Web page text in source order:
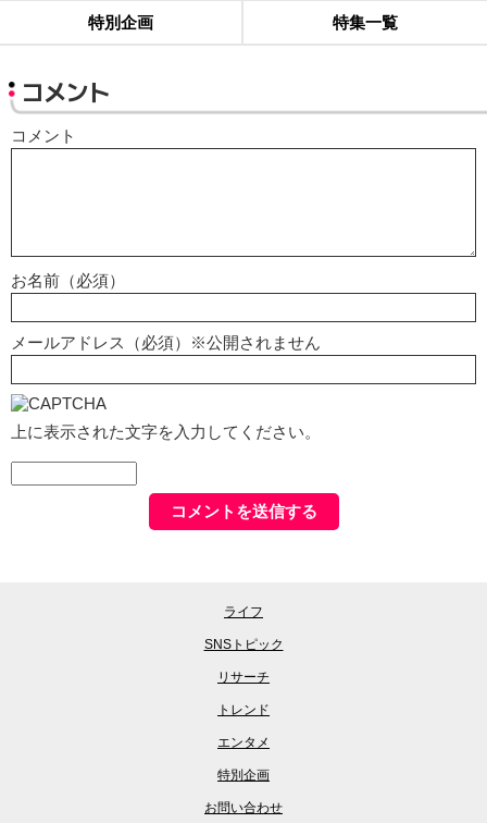
特別企画 特集一覧
コメント
コメント
お名前（必須）
メールアドレス（必須）※公開されません
上に表示された文字を入力してください。
ライフ
SNSトピック
リサーチ
トレンド
エンタメ
特別企画
お問い合わせ